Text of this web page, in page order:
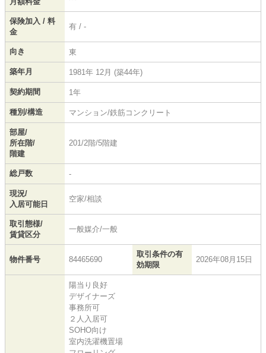
保険加入 / 料
金
有 / -
向き 東
築年月 1981年 12月 (築44年)
契約期間 1年
種別/構造 マンション/鉄筋コンクリート
部屋/
所在階/
階建
201/2階/5階建
総戸数 -
現況/
入居可能日
空家/相談
取引態様/
賃貸区分
一般媒介/一般
物件番号 84465690
取引条件の有
効期限
2026年08月15日
陽当り良好
デザイナーズ
事務所可
２人入居可
SOHO向け
室内洗濯機置場